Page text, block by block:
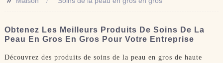
Obtenez Les Meilleurs Produits De Soins De La
Peau En Gros En Gros Pour Votre Entreprise
Découvrez des produits de soins de la peau en gros de haute